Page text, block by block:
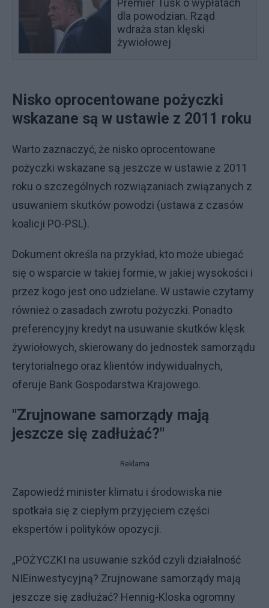
dla powodzian. Rząd
wdraża stan klęski
żywiołowej
Nisko oprocentowane pożyczki
wskazane są w ustawie z 2011 roku
Warto zaznaczyć, że nisko oprocentowane
pożyczki wskazane są jeszcze w ustawie z 2011
roku o szczególnych rozwiązaniach związanych z
usuwaniem skutków powodzi (ustawa z czasów
koalicji PO-PSL).
Dokument określa na przykład, kto może ubiegać
się o wsparcie w takiej formie, w jakiej wysokości i
przez kogo jest ono udzielane. W ustawie czytamy
również o zasadach zwrotu pożyczki. Ponadto
preferencyjny kredyt na usuwanie skutków klęsk
żywiołowych, skierowany do jednostek samorządu
terytorialnego oraz klientów indywidualnych,
oferuje Bank Gospodarstwa Krajowego.
"Zrujnowane samorządy mają
jeszcze się zadłużać?"
Reklama
Zapowiedź minister klimatu i środowiska nie
spotkała się z ciepłym przyjęciem części
ekspertów i polityków opozycji.
„POŻYCZKI na usuwanie szkód czyli działalność
NIEinwestycyjną? Zrujnowane samorządy mają
jeszcze się zadłużać? Hennig-Kloska ogromny